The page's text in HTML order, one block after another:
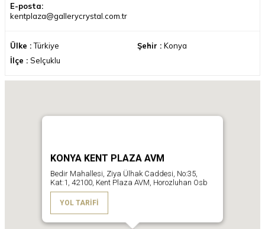
E-posta:
kentplaza@gallerycrystal.com.tr
Ülke :Türkiye Şehir : Konya
İlçe : Selçuklu
KONYA KENT PLAZA AVM
Bedir Mahallesi, Ziya Ülhak Caddesi, No:35,
Kat:1, 42100, Kent Plaza AVM, Horozluhan Osb
YOL TARIFI